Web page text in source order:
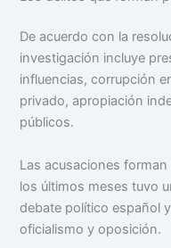
De acuerdo con la
investigación incluye
influencias, corrupción
privado, apropiación
públicos.
Las acusaciones
los últimos meses tuvo
debate político español
oficialismo y oposición.